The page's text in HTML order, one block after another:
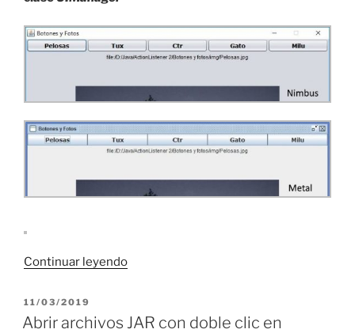
Continuar leyendo«Cambiar
LookAndFeel
PUBLICADO
EL
11/03/2019
Abrir archivos JAR con doble clic en